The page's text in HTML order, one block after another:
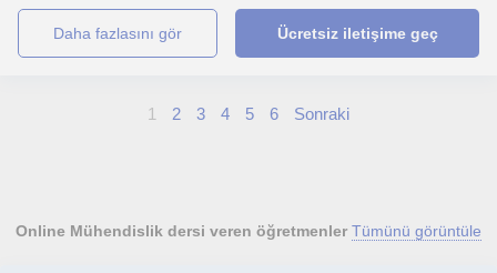
daha fazlasını gör Ücretsiz iletişime geç
1 2 3 4 5 6 Sonraki
Online Mühendislik dersi veren öğretmenler Tümünü görüntüle